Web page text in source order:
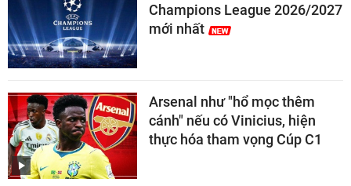
Champions League 2026/2027
mới nhất
Arsenal như "hổ mọc thêm
cánh" nếu có Vinicius, hiện
thực hóa tham vọng Cúp C1